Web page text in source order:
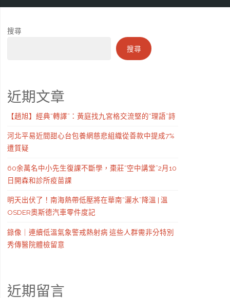
搜尋
搜尋
近期文章
【趙旭】經典“轉譯”：黃庭找九宮格交流堅的“理語”詩
河北平易近間甜心台包養網慈悲組織從善款中提成7%
遭質疑
60余萬名中小先生復課不斷學，棗莊“空中講堂”2月10
日開森和診所疫苗課
明天出伏了！南海熱帶低壓將在華南“灑水”降溫 | 溫
OSDER奧斯德汽車零件度記
錄像｜連續低溫氣象警戒熱射病 這些人群需非分特別
秀傳醫院體檢留意
近期留言